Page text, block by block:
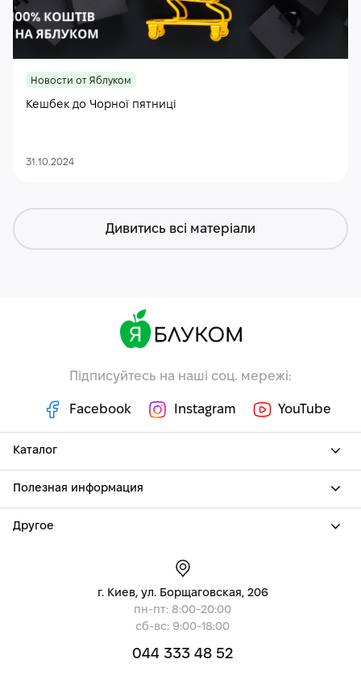
Новости от Яблуком
Кешбек до Чорної пятниці
31.10.2024
Дивитись всі матеріали
Підписуйтесь на наші соц. мережі:
Facebook Instagram YouTube
Каталог
Полезная информация
Другое
г. Киев, ул. Борщаговская, 206
пн-пт: 8:00-20:00
сб-вс: 9:00-18:00
044 333 48 52